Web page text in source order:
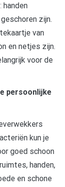
zijn.
van
en netjes zijn.
voor de
persoonlijke
kun je
goed schoon
handen,
en schone